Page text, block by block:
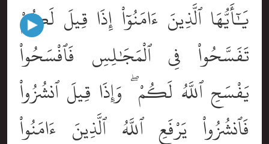
يَٰٓأَيُّهَا ٱلَّذِينَ ءَامَنُوٓاْ إِذَا قِيلَ لَكُمْ
تَفَسَّحُواْ فِى ٱلْمَجَٰلِسِ فَٱفْسَحُواْ
يَفْسَحِ ٱللَّهُ لَكُمْ ۖ وَإِذَا قِيلَ ٱنشُزُواْ
فَٱنشُزُواْ يَرْفَعِ ٱللَّهُ ٱلَّذِينَ ءَامَنُواْ